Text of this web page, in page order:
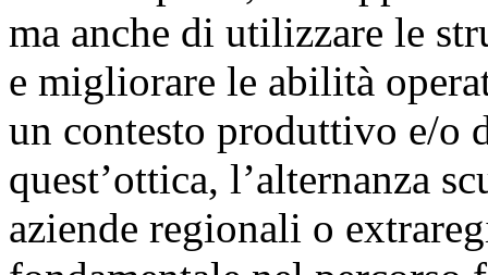
ma anche di utilizzare le
e migliorare le abilità
un contesto produttivo e/o
quest’ottica, l’alternanza
aziende regionali o